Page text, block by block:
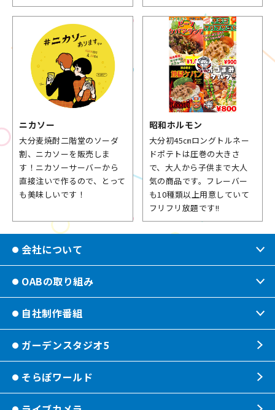
ニカソー
大分麦焼酎二階堂のソーダ
割、ニカソーを販売しま
す！ニカソーサーバーから
直接注いで作るので、とって
も美味しいです！
昭和ホルモン
大分初45㎝ロングトルネー
ドポテトは圧巻の大きさ
で、大人から子供まで大人
気の商品です。フレーバー
も10種類以上用意していて
フリフリ放題です!!
会社について
会社情報
OABからのお知らせ
OABのMVV
リクルートページ
OABの取り組み
ほっとな、じもっと！【地熱TV OAB】
食後の油大カイシュウ
じもエネ
子ども食堂応援
自社制作番組
じもっと！OITA
もっと！
れじゃぐる
ガーデンスタジオ5
そらぽワールド